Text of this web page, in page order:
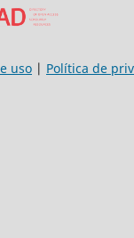
uso | Política de